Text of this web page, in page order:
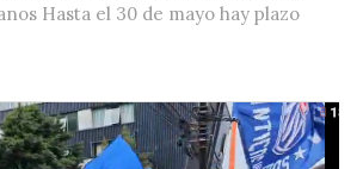
Hasta el 30 de mayo hay plazo